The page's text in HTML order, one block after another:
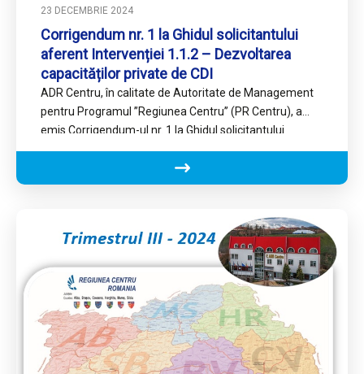
23 DECEMBRIE 2024
Corrigendum nr. 1 la Ghidul solicitantului
aferent Intervenției 1.1.2 – Dezvoltarea
capacităților private de CDI
ADR Centru, în calitate de Autoritate de Management
pentru Programul ’’Regiunea Centru’’ (PR Centru), a
emis Corrigendum-ul nr. 1 la Ghidul solicitantului
aferent Intervenției 1.1.2…